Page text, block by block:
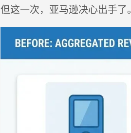
但这一次，亚马逊决心出手了。